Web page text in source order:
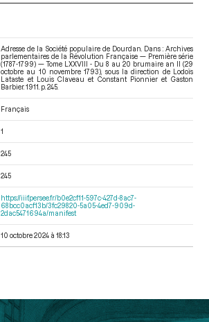
Adresse de la Société populaire de Dourdan. Dans : Archives
parlementaires de la Révolution Française — Première série
(1787-1799) — Tome LXXVIII - Du 8 au 20 brumaire an II (29
octobre au 10 novembre 1793) , sous la direction de Lodoïs
Lataste et Louis Claveau et Constant Pionnier et Gaston
Barbier. 1911. p. 245.
Français
1
245
245
https://iiif.persee.fr/b0e2cf11-597c-427d-8ac7-
68bcc0acf13b/3fc29820-5a05-4ed7-909d-
2dac5471694a/manifest
10 octobre 2024 à 18:13